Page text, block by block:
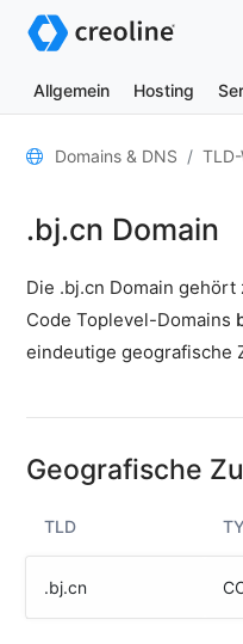
Allgemein Hosting
Allgemein
Kontakte
TLD-
Lookup
Test
(IPv4
IPv6)
Domains & DNS
.bj.cn Domain
Die .bj.cn Domain
Code Toplevel-Domains
eindeutige geografische
Geografische
TLD
.bj.cn